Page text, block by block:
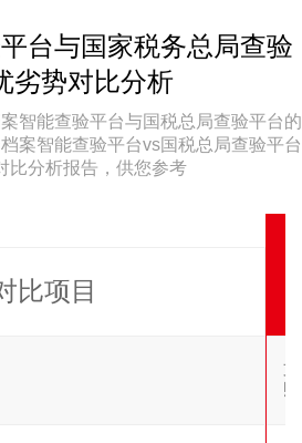
台与国家税务总局查验
劣势对比分析
智能查验平台与国税总局查验平台的
案智能查验平台vs国税总局查验平台
比分析报告，供您参考
比项目
支